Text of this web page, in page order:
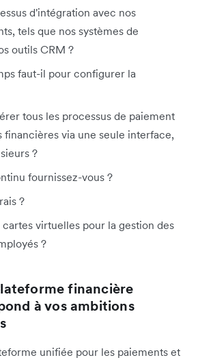
d'intégration avec nos
tels que nos systèmes de
outils CRM ?
faut-il pour configurer la
tous les processus de paiement
financières via une seule interface,
?
fournissez-vous ?
?
virtuelles pour la gestion des
?
financière
à vos ambitions
unifiée pour les paiements et